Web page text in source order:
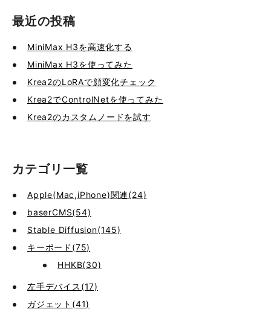
最近の投稿
MiniMax H3を高速化する
MiniMax H3を使ってみた
Krea2のLoRAで顔変化チェック
Krea2でControlNetを使ってみた
Krea2のカスタムノードを試す
カテゴリ一覧
Apple(Mac,iPhone)関連(24)
baserCMS(54)
Stable Diffusion(145)
キーボード(75)
HHKB(30)
左手デバイス(17)
ガジェット(41)